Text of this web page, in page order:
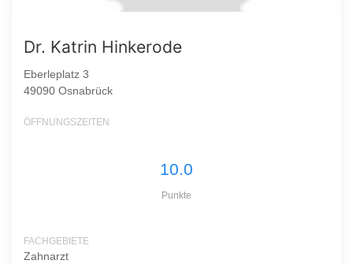
Dr. Katrin Hinkerode
Eberleplatz 3
49090 Osnabrück
ÖFFNUNGSZEITEN
10.0
Punkte
FACHGEBIETE
Zahnarzt